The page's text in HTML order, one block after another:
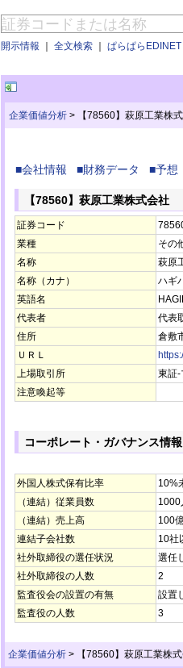
開示情報 ｜ 全文検索 ｜ ぱらぱらEDINET
企業価値分析 > 【78560】萩原工業株
■会社情報 ■財務データ ■予想
【78560】萩原工業株式会社
証券コード
業種
その
名称
萩原
名称（カナ）
ハギ
英語名
代表者
代表
住所
倉敷
ＵＲＬ
上場取引所
東証-
注意喚起等
コーポレート・ガバナンス情報
外国人株式保有比率
10%
（連結）従業員数
1000
（連結）売上高
100
連結子会社数
10社
社外取締役の選任状況
選任
社外取締役の人数
2
監査役会の設置の有無
設置
監査役の人数
3
企業価値分析 > 【78560】萩原工業株